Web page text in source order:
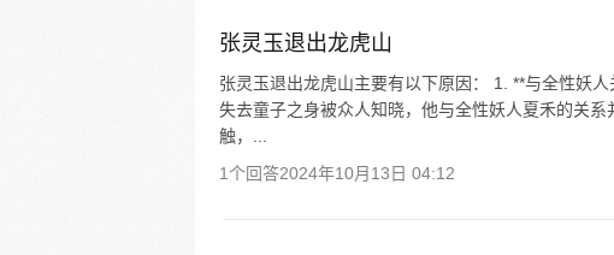
张灵玉退出龙虎山
张灵玉退出龙虎山主要有以下原因： 1. **与全性妖
失去童子之身被众人知晓，他与全性妖人夏禾的关
触，...
1个回答2024年10月13日 04:12